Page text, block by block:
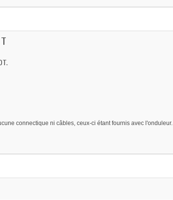
connectique ni câbles, ceux-ci étant fournis avec l'onduleur.